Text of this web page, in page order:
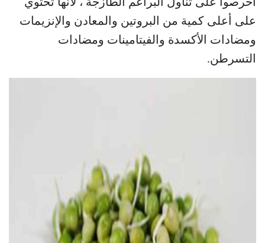
على أعلى كمية من البروتين والمعادن والإنزيمات
ومضادات الأكسدة والفيتامينات ومضادات
التسرطن.